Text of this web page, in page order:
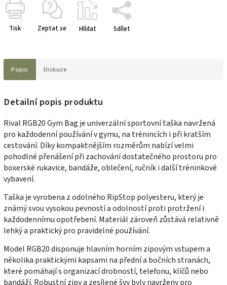
Tisk Zeptat se Hlídat Sdílet
Popis Diskuze
Detailní popis produktu
Rival RGB20 Gym Bag je univerzální sportovní taška navržená
pro každodenní používání v gymu, na trénincích i při kratším
cestování. Díky kompaktnějším rozměrům nabízí velmi
pohodlné přenášení při zachování dostatečného prostoru pro
boxerské rukavice, bandáže, oblečení, ručník i další tréninkové
vybavení.
Taška je vyrobena z odolného RipStop polyesteru, který je
známý svou vysokou pevností a odolností proti protržení i
každodennímu opotřebení. Materiál zároveň zůstává relativně
lehký a praktický pro pravidelné používání.
Model RGB20 disponuje hlavním horním zipovým vstupem a
několika praktickými kapsami na přední a bočních stranách,
které pomáhají s organizací drobností, telefonu, klíčů nebo
bandáží. Robustní zipy a zesílené švy byly navrženy pro